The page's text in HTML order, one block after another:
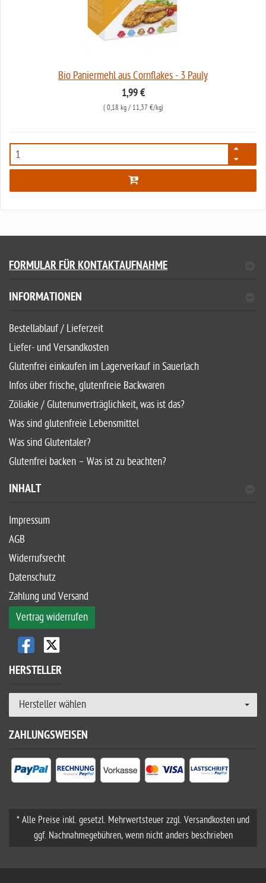
Bio Paniermehl aus Cornflakes - 3 Pauly
1,99 €
( 0,18 kg/ 11,37 €/kg)
6289
FORMULAR FÜR KONTAKTAUFNAHME
INFORMATIONEN
Bestellablauf / Lieferzeit
Liefer- und Versandkosten
Glutenfrei einkaufen im Lagerverkauf in Sauerlach
Infos über frische, glutenfreie Backwaren
Zöliakie / Glutenunverträglichkeit, was ist das?
Was sind glutenfreie Lebensmittel
Was sind Glutentaler?
Glutenfrei backen – Was ist zu beachten?
INHALT
Impressum
AGB
Widerrufsrecht
Datenschutz
Zahlung und Versand
Vertrag widerrufen
HERSTELLER
Hersteller wählen
ZAHLUNGSWEISEN
* Alle Preise inkl. gesetzl. Mehrwertsteuer zzgl. Versandkosten und
ggf. Nachnahmegebühren, wenn nicht anders beschrieben